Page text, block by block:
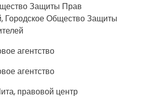
Защиты Прав
Городское Общество Защиты
агентство
агентство
правовой центр